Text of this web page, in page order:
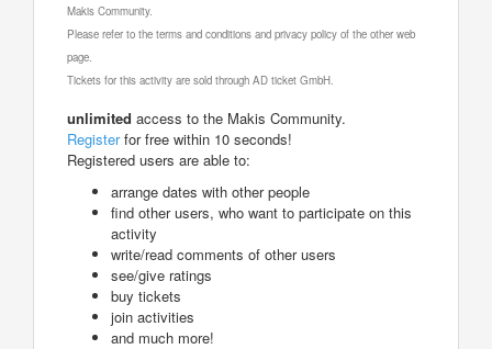
Makis Community.
Please refer to the terms and conditions and privacy policy of the other web
page.
Tickets for this activity are sold through AD ticket GmbH.
unlimited access to the Makis Community.
Registerfor free within 10 seconds!
Registered users are able to:
arrange dates with other people
find other users, who want to participate on this
activity
write/read comments of other users
see/give ratings
buy tickets
join activities
and much more!